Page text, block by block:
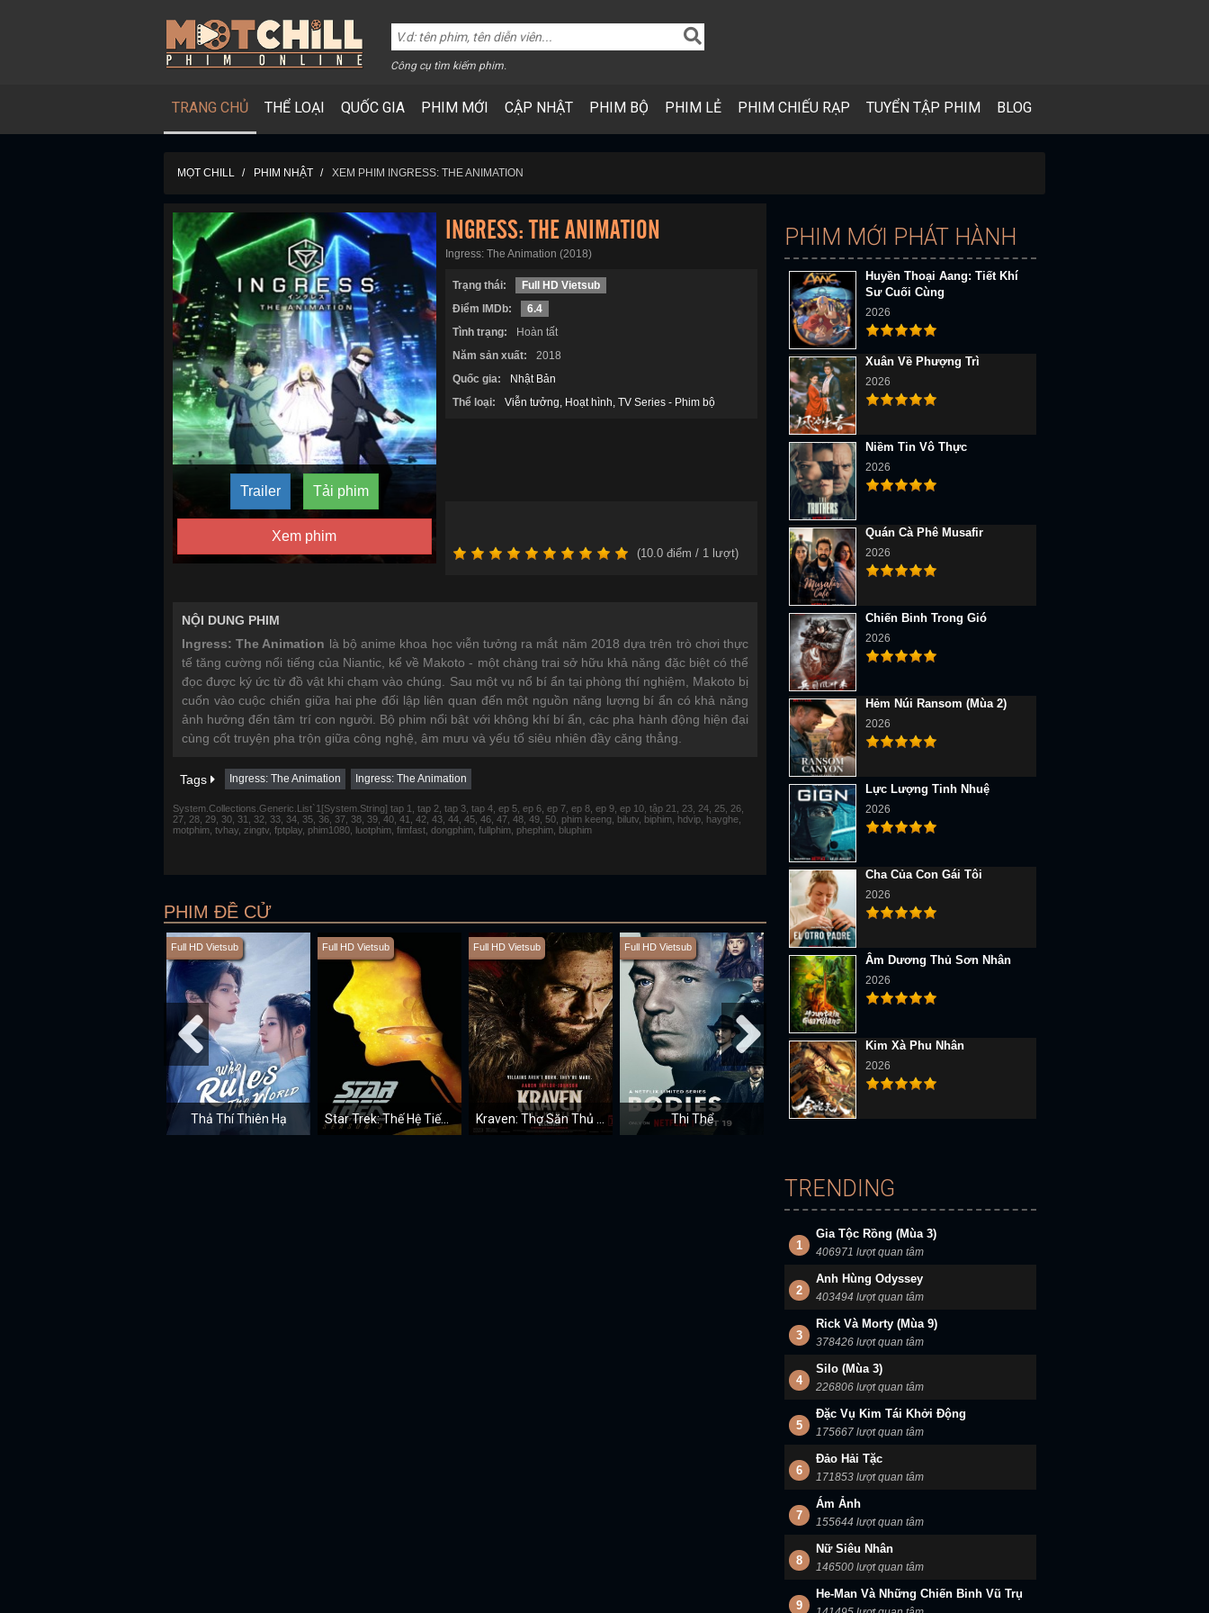
Công cụ tìm kiếm phim.
TRANG CHỦ THỂ LOẠI QUỐC GIA PHIM MỚI CẬP NHẬT PHIM BỘ PHIM LẺ PHIM CHIẾU RẠP TUYỂN TẬP PHIM BLOG
MỌT CHILL PHIM NHẬT XEM PHIM INGRESS: THE ANIMATION
Trailer Tải phim
Xem phim
INGRESS: THE ANIMATION
Ingress: The Animation (2018)
Trạng thái:
Full HD Vietsub
Điểm IMDb:
6.4
Tình trạng:
Hoàn tất
Năm sản xuất:
2018
Quốc gia:
Nhật Bản
Thể loại:
Viễn tưởng Hoạt hình TV Series - Phim bộ
(10.0điểm / 1lượt)
NỘI DUNG PHIM
Ingress: The Animation là bộ anime khoa học viễn tưởng ra mắt năm 2018 dựa trên trò chơi thực
tế tăng cường nổi tiếng của Niantic, kể về Makoto - một chàng trai sở hữu khả năng đặc biệt có thể
đọc được ký ức từ đồ vật khi chạm vào chúng. Sau một vụ nổ bí ẩn tại phòng thí nghiệm, Makoto bị
cuốn vào cuộc chiến giữa hai phe đối lập liên quan đến một nguồn năng lượng bí ẩn có khả năng
ảnh hưởng đến tâm trí con người. Bộ phim nổi bật với không khí bí ẩn, các pha hành động hiện đại
cùng cốt truyện pha trộn giữa công nghệ, âm mưu và yếu tố siêu nhiên đầy căng thẳng.
Tags Ingress: The Animation Ingress: The Animation
System.Collections.Generic.List`1[System.String] tap 1, tap 2, tap 3, tap 4, ep 5, ep 6, ep 7, ep 8, ep 9, ep 10, tập 21, 23, 24, 25, 26,
27, 28, 29, 30, 31, 32, 33, 34, 35, 36, 37, 38, 39, 40, 41, 42, 43, 44, 45, 46, 47, 48, 49, 50, phim keeng, bilutv, biphim, hdvip, hayghe,
motphim, tvhay, zingtv, fptplay, phim1080, luotphim, fimfast, dongphim, fullphim, phephim, bluphim
PHIM ĐỀ CỬ
Full HD Vietsub
Thả Thí Thiên Hạ
Full HD Vietsub
Star Trek: Thế Hệ Tiếp Theo (Mùa 3)
Full HD Vietsub Full HD Vietsub
Thi Thể
Vietsub
PHIM MỚI PHÁT HÀNH
Huyền Thoại Aang: Tiết Khí
Sư Cuối Cùng
2026
Xuân Về Phượng Trì
2026
Niềm Tin Vô Thực
2026
Quán Cà Phê Musafir
2026
Chiến Binh Trong Gió
2026
Hẻm Núi Ransom (Mùa 2)
2026
Lực Lượng Tinh Nhuệ
2026
Cha Của Con Gái Tôi
2026
Âm Dương Thủ Sơn Nhân
2026
Kim Xà Phu Nhân
2026
TRENDING
1
Gia Tộc Rồng (Mùa 3)
406971 lượt quan tâm
2
Anh Hùng Odyssey
403494 lượt quan tâm
3
Rick Và Morty (Mùa 9)
378426 lượt quan tâm
4
Silo (Mùa 3)
226806 lượt quan tâm
5
Đặc Vụ Kim Tái Khởi Động
175667 lượt quan tâm
6
Đảo Hải Tặc
171853 lượt quan tâm
7
Ám Ảnh
155644 lượt quan tâm
8
Nữ Siêu Nhân
146500 lượt quan tâm
9
He-Man Và Những Chiến Binh Vũ Trụ